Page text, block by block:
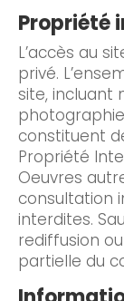
Propriété
L’accès au
privé.
site, incluant
constituent
Propriété
Oeuvres
consultation
interdites.
rediffusion
partielle du